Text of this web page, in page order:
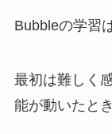
Bubbleの学習
最初は難しく
能が動いたと